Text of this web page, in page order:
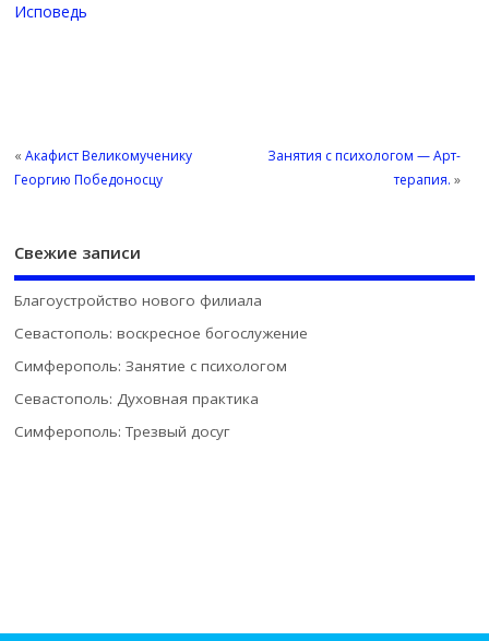
Исповедь
«Акафист Великомученику
Георгию Победоносцу
Занятия с психологом — Арт-
терапия. »
Свежие записи
Благоустройство нового филиала
Севастополь: воскресное богослужение
Симферополь: Занятие с психологом
Севастополь: Духовная практика
Симферополь: Трезвый досуг